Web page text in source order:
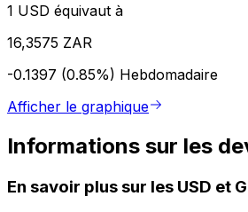
1 USD équivaut à
16,3575 ZAR
-0.1397 (0.85%) Hebdomadaire
Afficher le graphique
Informations sur les
En savoir plus sur les USD et